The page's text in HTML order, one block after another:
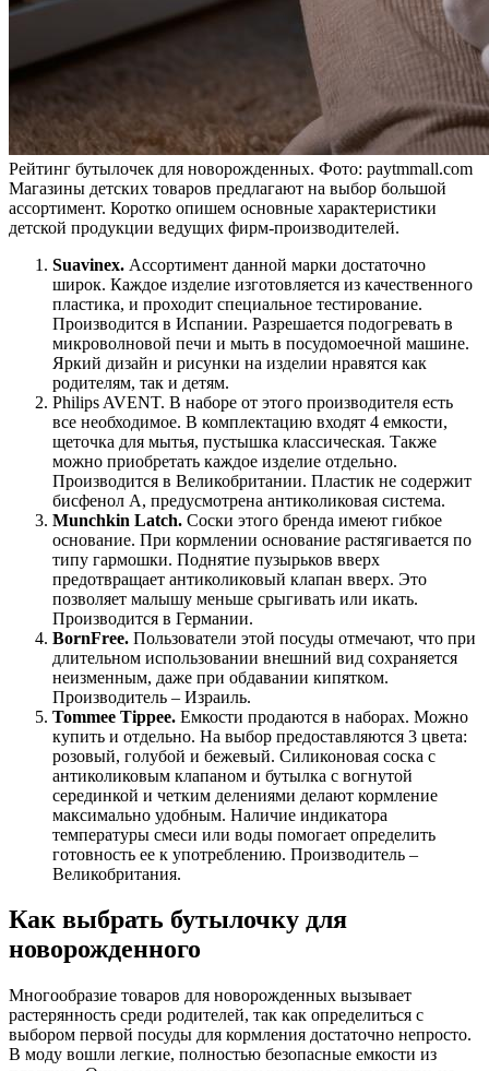
Рейтинг бутылочек для новорожденных. Фото: paytmmall.com
Магазины детских товаров предлагают на выбор большой
ассортимент. Коротко опишем основные характеристики
детской продукции ведущих фирм-производителей.
Suavinex. Ассортимент данной марки достаточно
широк. Каждое изделие изготовляется из качественного
пластика, и проходит специальное тестирование.
Производится в Испании. Разрешается подогревать в
микроволновой печи и мыть в посудомоечной машине.
Яркий дизайн и рисунки на изделии нравятся как
родителям, так и детям.
Philips AVENT. В наборе от этого производителя есть
все необходимое. В комплектацию входят 4 емкости,
щеточка для мытья, пустышка классическая. Также
можно приобретать каждое изделие отдельно.
Производится в Великобритании. Пластик не содержит
бисфенол А, предусмотрена антиколиковая система.
Munchkin Latch. Соски этого бренда имеют гибкое
основание. При кормлении основание растягивается по
типу гармошки. Поднятие пузырьков вверх
предотвращает антиколиковый клапан вверх. Это
позволяет малышу меньше срыгивать или икать.
Производится в Германии.
BornFree. Пользователи этой посуды отмечают, что при
длительном использовании внешний вид сохраняется
неизменным, даже при обдавании кипятком.
Производитель – Израиль.
Tommee Tippee. Емкости продаются в наборах. Можно
купить и отдельно. На выбор предоставляются 3 цвета:
розовый, голубой и бежевый. Силиконовая соска с
антиколиковым клапаном и бутылка с вогнутой
серединкой и четким делениями делают кормление
максимально удобным. Наличие индикатора
температуры смеси или воды помогает определить
готовность ее к употреблению. Производитель –
Великобритания.
Как выбрать бутылочку для
новорожденного
Многообразие товаров для новорожденных вызывает
растерянность среди родителей, так как определиться с
выбором первой посуды для кормления достаточно непросто.
В моду вошли легкие, полностью безопасные емкости из